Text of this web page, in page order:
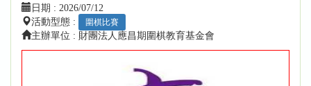
日期 : 2026/07/12
活動型態 :
圍棋比賽
主辦單位 : 財團法人應昌期圍棋教育基金會